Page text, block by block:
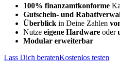
100% finanzamtkonforme
Gutschein- und
Überblick in Deine Zahlen
Nutze eigene Hardware oder
Modular erweiterbar
Lass Dich beratenKostenlos testen